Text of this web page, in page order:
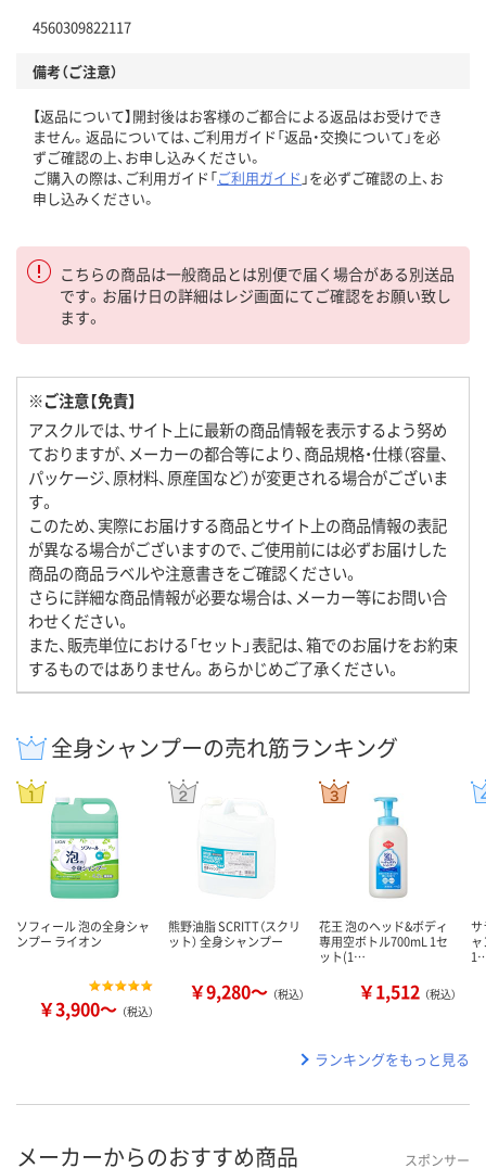
4560309822117
備考（ご注意）
【返品について】開封後はお客様のご都合による返品はお受けでき
ません。返品については、ご利用ガイド「返品・交換について」を必
ずご確認の上、お申し込みください。
ご購入の際は、ご利用ガイド「ご利用ガイド 」を必ずご確認の上、お
申し込みください。
こちらの商品は一般商品とは別便で届く場合がある別送品
です。お届け日の詳細はレジ画面にてご確認をお願い致し
ます。
※ご注意【免責】
アスクルでは、サイト上に最新の商品情報を表示するよう努め
ておりますが、メーカーの都合等により、商品規格・仕様（容量、
パッケージ、原材料、原産国など）が変更される場合がございま
す。
このため、実際にお届けする商品とサイト上の商品情報の表記
が異なる場合がございますので、ご使用前には必ずお届けした
商品の商品ラベルや注意書きをご確認ください。
さらに詳細な商品情報が必要な場合は、メーカー等にお問い合
わせください。
また、販売単位における「セット」表記は、箱でのお届けをお約束
するものではありません。あらかじめご了承ください。
全身シャンプーの売れ筋ランキング
ソフィール 泡の全身シャ
ンプー ライオン
￥3,900～ （税込）
熊野油脂 SCRITT（スクリ
ット） 全身シャンプー
￥9,280～ （税込）
花王 泡のヘッド&ボディ
専用空ボトル700mL 1セ
ット(1…
￥1,512 （税込）
サ
ランキングをもっと見る
メーカーからのおすすめ商品 スポンサー